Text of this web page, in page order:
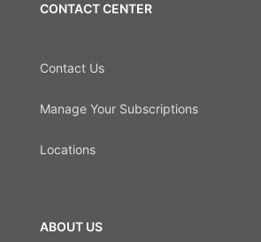
CONTACT CENTER
Contact Us
Manage Your Subscriptions
Locations
ABOUT US